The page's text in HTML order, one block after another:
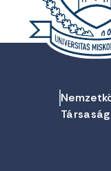
Társaság